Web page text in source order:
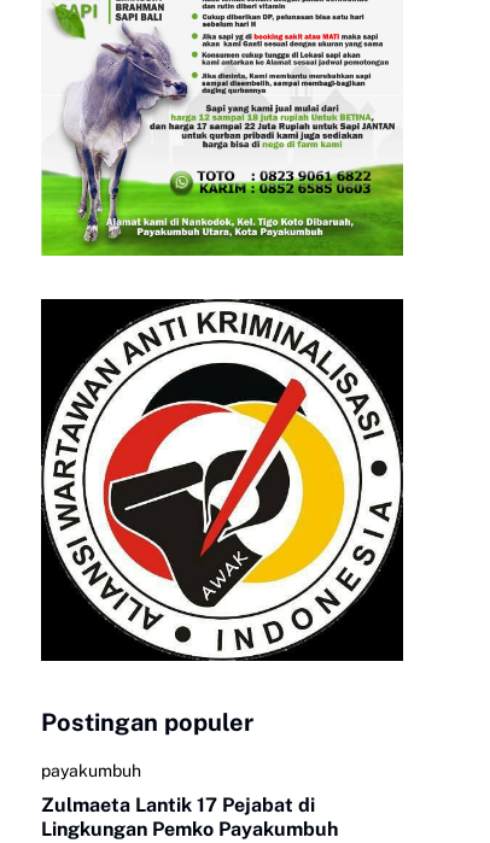
Postingan populer
payakumbuh
Zulmaeta Lantik 17 Pejabat di
Lingkungan Pemko Payakumbuh